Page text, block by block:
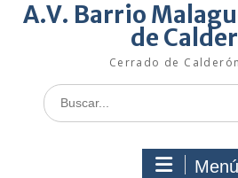
A.V. Barrio
de
Cerrado de
Buscar:
Menú